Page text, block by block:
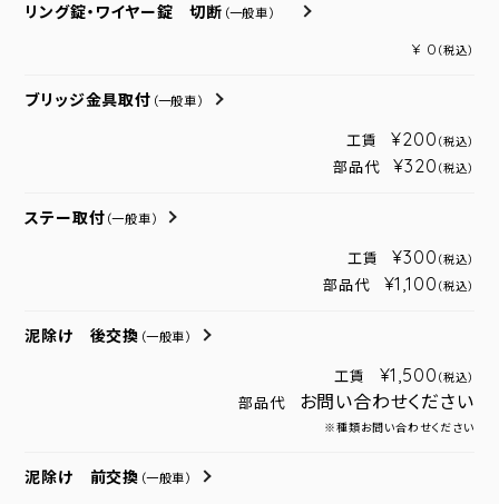
リング錠・ワイヤー錠 切断 （一般車）
¥ 0 （税込）
ブリッジ金具取付 （一般車）
工賃 ¥200 （税込）
部品代 ¥320 （税込）
ステー取付 （一般車）
工賃 ¥300 （税込）
部品代 ¥1,100 （税込）
泥除け 後交換 （一般車）
工賃 ¥1,500 （税込）
部品代 お問い合わせください
※種類お問い合わせください
泥除け 前交換 （一般車）